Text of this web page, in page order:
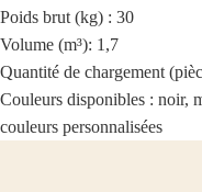
Poids brut (kg) : 30
Volume (m³): 1,7
Quantité de chargement
Couleurs disponibles : noir,
couleurs personnalisées